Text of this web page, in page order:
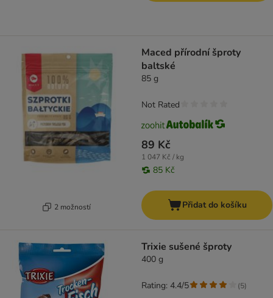
2 možností
Maced přírodní šproty
baltské
85 g
89 Kč
1 047 Kč / kg
85 Kč
Not Rated
Přidat do košíku
Trixie sušené šproty
400 g
Rating: 4.4/5 (5)